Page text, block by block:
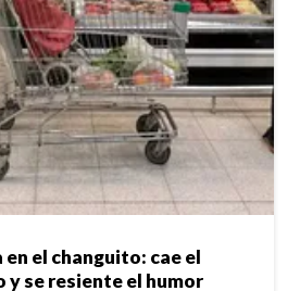
en el changuito: cae el
y se resiente el humor